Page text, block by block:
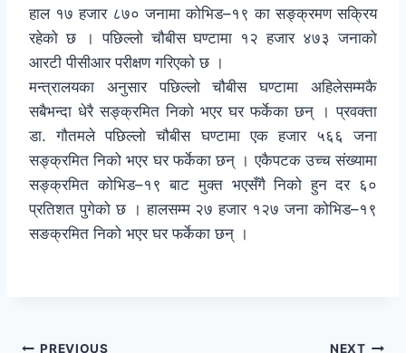
हाल १७ हजार ८७० जनामा कोभिड–१९ का सङ्क्रमण सक्रिय
रहेको छ । पछिल्लो चौबीस घण्टामा १२ हजार ४७३ जनाको
आरटी पीसीआर परीक्षण गरिएको छ ।
मन्त्रालयका अनुसार पछिल्लो चौबीस घण्टामा अहिलेसम्मकै
सबैभन्दा धेरै सङ्क्रमित निको भएर घर फर्केका छन् । प्रवक्ता
डा. गौतमले पछिल्लो चौबीस घण्टामा एक हजार ५६६ जना
सङ्क्रमित निको भएर घर फर्केका छन् । एकैपटक उच्च संख्यामा
सङ्क्रमित कोभिड–१९ बाट मुक्त भएसँगै निको हुन दर ६०
प्रतिशत पुगेको छ । हालसम्म २७ हजार १२७ जना कोभिड–१९
सङक्रमित निको भएर घर फर्केका छन् ।
PREVIOUS NEXT